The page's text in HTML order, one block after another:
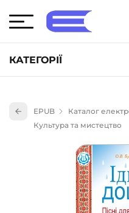
КАТЕГОРІЇ
Книги для дітей (835)
Науково-популярна
Навчальна література та
Енциклопедії,
EPUB
Каталог
Культура та мистецтво